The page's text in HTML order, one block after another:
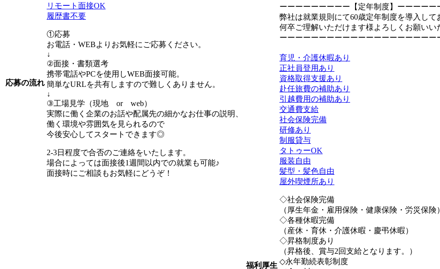
応募の流れ
リモート面接OK
履歴書不要
①応募
お電話・WEBよりお気軽にご応募ください。
↓
②面接・書類選考
携帯電話やPCを使用しWEB面接可能。
簡単なURLを共有しますので難しくありません。
↓
③工場見学（現地 or web）
実際に働く企業のお話や配属先の細かなお仕事の説明、
働く環境や雰囲気を見られるので
今後安心してスタートできます◎
2-3日程度で合否のご連絡をいたします。
場合によっては面接後1週間以内での就業も可能♪
面接時にご相談もお気軽にどうぞ！
ーーーーーーーーー【定年制度】ーーーーー
弊社は就業規則にて60歳定年制度を導入して
何卒ご理解いただけます様よろしくお願いい
ーーーーーーーーーーーーーーーーーーーー
福利厚生
育児・介護休暇あり
正社員登用あり
資格取得支援あり
赴任旅費の補助あり
引越費用の補助あり
交通費支給
社会保険完備
研修あり
制服貸与
タトゥーOK
服装自由
髪型・髪色自由
屋外喫煙所あり
◇社会保険完備
（厚生年金・雇用保険・健康保険・労災保険）
◇各種休暇完備
（産休・育休・介護休暇・慶弔休暇）
◇昇格制度あり
（昇格後、賞与2回支給となります。）
◇永年勤続表彰制度